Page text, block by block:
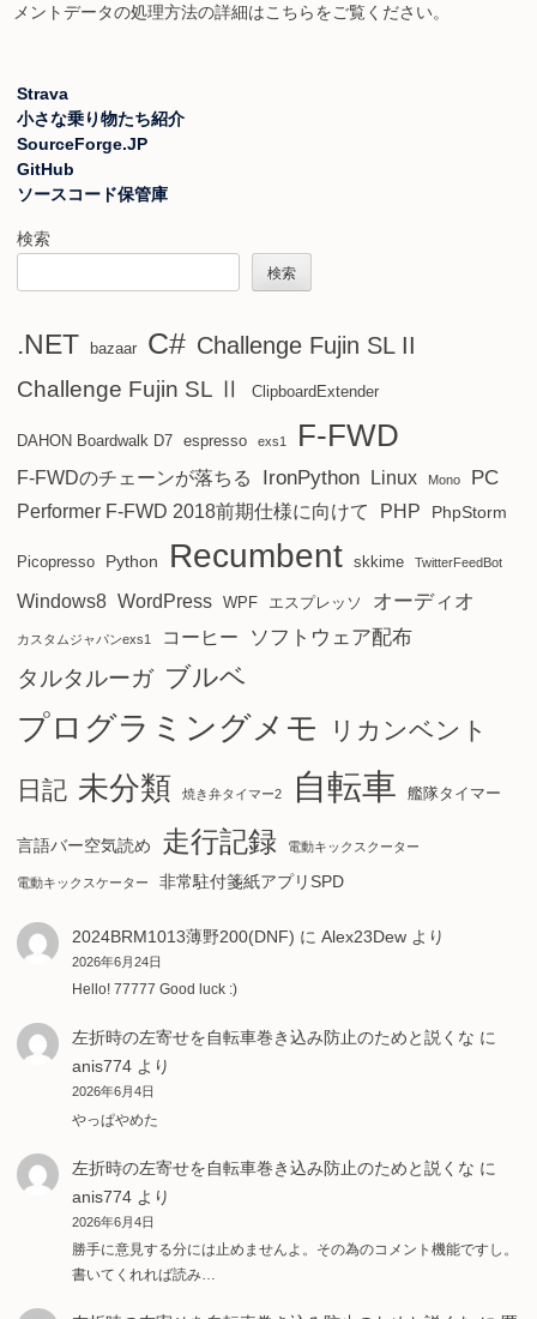
メントデータの処理方法の詳細はこちらをご覧ください。
Strava
小さな乗り物たち紹介
SourceForge.JP
GitHub
ソースコード保管庫
検索
検索
.NET bazaar C# Challenge Fujin SL II
Challenge Fujin SL Ⅱ ClipboardExtender
DAHON Boardwalk D7 espresso exs1 F-FWD
F-FWDのチェーンが落ちる IronPython Linux Mono PC
Performer F-FWD 2018前期仕様に向けて PHP PhpStorm
Picopresso Python Recumbent skkime TwitterFeedBot
Windows8 WordPress WPF エスプレッソ オーディオ
カスタムジャパンexs1 コーヒー ソフトウェア配布
タルタルーガ ブルベ
プログラミングメモ リカンベント
日記 未分類 焼き弁タイマー2 自転車 艦隊タイマー
言語バー空気読め 走行記録 電動キックスクーター
電動キックスケーター 非常駐付箋紙アプリSPD
2024BRM1013薄野200(DNF) に Alex23Dewより
2026年6月24日
Hello! 77777 Good luck :)
左折時の左寄せを自転車巻き込み防止のためと説くな に
anis774より
2026年6月4日
やっぱやめた
左折時の左寄せを自転車巻き込み防止のためと説くな に
anis774より
2026年6月4日
勝手に意見する分には止めませんよ。その為のコメント機能ですし。
書いてくれれば読み…